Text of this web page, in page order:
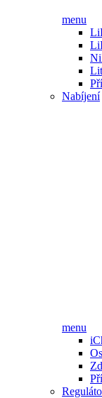
menu
Nabíjení
menu